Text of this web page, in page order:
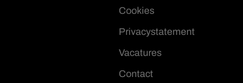
Cookies
Privacystatement
Vacatures
Contact